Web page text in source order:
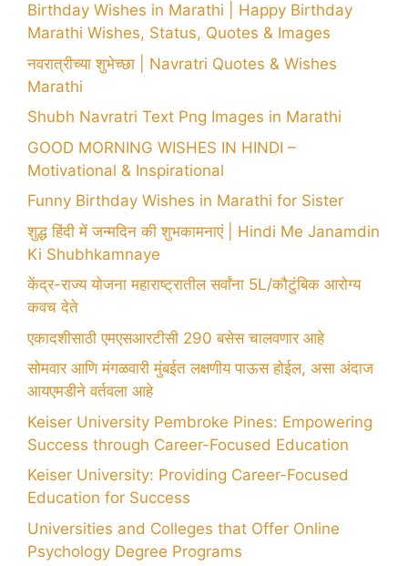
Birthday Wishes in Marathi | Happy Birthday
Marathi Wishes, Status, Quotes & Images
नवरात्रीच्या शुभेच्छा | Navratri Quotes & Wishes
Marathi
Shubh Navratri Text Png Images in Marathi
GOOD MORNING WISHES IN HINDI –
Motivational & Inspirational
Funny Birthday Wishes in Marathi for Sister
शुद्ध हिंदी में जन्मदिन की शुभकामनाएं | Hindi Me Janamdin
Ki Shubhkamnaye
केंद्र-राज्य योजना महाराष्ट्रातील सर्वांना 5L/कौटुंबिक आरोग्य
कवच देते
एकादशीसाठी एमएसआरटीसी 290 बसेस चालवणार आहे
सोमवार आणि मंगळवारी मुंबईत लक्षणीय पाऊस होईल, असा अंदाज
आयएमडीने वर्तवला आहे
Keiser University Pembroke Pines: Empowering
Success through Career-Focused Education
Keiser University: Providing Career-Focused
Education for Success
Universities and Colleges that Offer Online
Psychology Degree Programs